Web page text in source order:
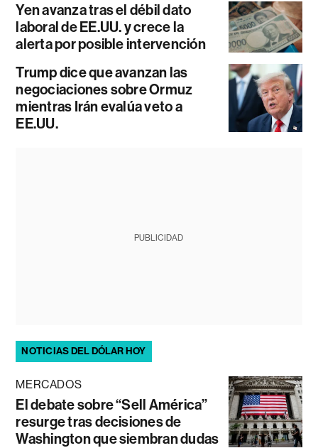
Yen avanza tras el débil dato
laboral de EE.UU. y crece la
alerta por posible intervención
Trump dice que avanzan las
negociaciones sobre Ormuz
mientras Irán evalúa veto a
EE.UU.
PUBLICIDAD
NOTICIAS DEL DÓLAR HOY
MERCADOS
El debate sobre “Sell América”
resurge tras decisiones de
Washington que siembran dudas